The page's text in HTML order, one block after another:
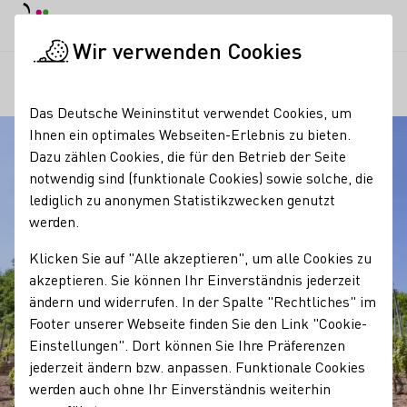
Wir verwenden Cookies
Das Deutsche Weininstitut verwendet Cookies, um
Ihnen ein optimales Webseiten-Erlebnis zu bieten.
Dazu zählen Cookies, die für den Betrieb der Seite
notwendig sind (funktionale Cookies) sowie solche, die
lediglich zu anonymen Statistikzwecken genutzt
werden.
Klicken Sie auf "Alle akzeptieren", um alle Cookies zu
akzeptieren. Sie können Ihr Einverständnis jederzeit
ändern und widerrufen. In der Spalte "Rechtliches" im
Footer unserer Webseite finden Sie den Link "Cookie-
Einstellungen". Dort können Sie Ihre Präferenzen
jederzeit ändern bzw. anpassen. Funktionale Cookies
werden auch ohne Ihr Einverständnis weiterhin